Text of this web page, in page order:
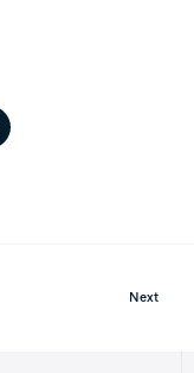
Next